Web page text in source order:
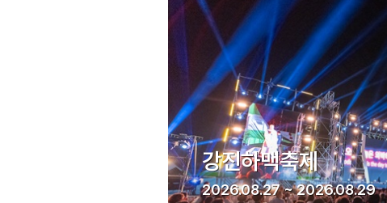
강진하맥축제
2026.08.27 ~ 2026.08.29